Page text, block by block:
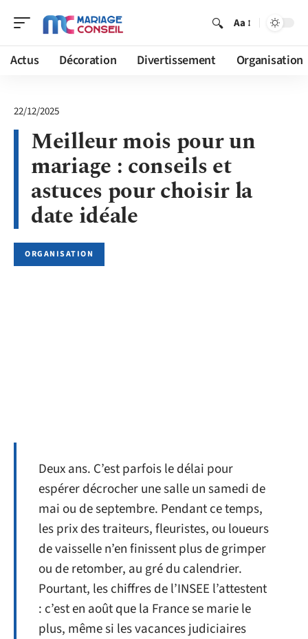
Aa
Actus Décoration Divertissement Organisation
22/12/2025
Meilleur mois pour un
mariage : conseils et
astuces pour choisir la
date idéale
ORGANISATION
Deux ans. C’est parfois le délai pour
espérer décrocher une salle un samedi de
mai ou de septembre. Pendant ce temps,
les prix des traiteurs, fleuristes, ou loueurs
de vaisselle n’en finissent plus de grimper
ou de retomber, au gré du calendrier.
Pourtant, les chiffres de l’INSEE l’attestent
: c’est en août que la France se marie le
plus, même si les vacances judiciaires